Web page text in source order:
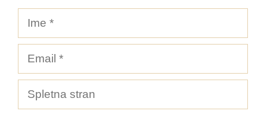
Spletna
stran